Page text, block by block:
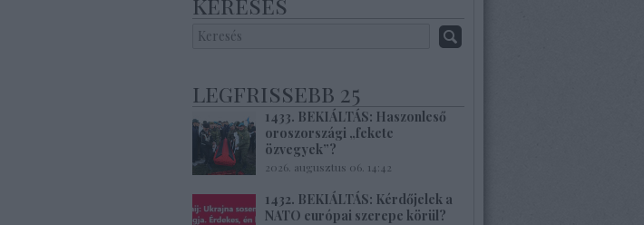
legfrissebb 25
1433. BEKIÁLTÁS: Haszonleső
oroszországi „fekete
özvegyek”?
2026. augusztus 06. 14:42
1432. BEKIÁLTÁS: Kérdőjelek a
NATO európai szerepe körül?